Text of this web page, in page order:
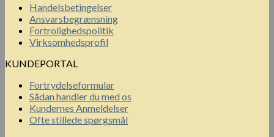
Handelsbetingelser
Ansvarsbegrænsning
Fortrolighedspolitik
Virksomhedsprofil
KUNDEPORTAL
Fortrydelseformular
Sådan handler du med os
Kundernes Anmeldelser
Ofte stillede spørgsmål